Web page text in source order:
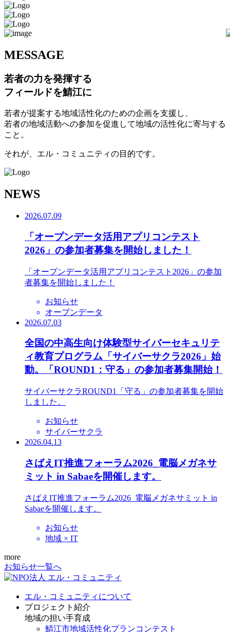
MESSAGE
若者の力を発揮する
フィールドを鯖江に
若者が提案する地域活性化のための企画を支援し、
若者の地域活動への参加を促進して地域の活性化に寄与する
こと。
それが、エル・コミュニティの目的です。
NEWS
2026.07.09
「オープンデータ活用アプリコンテスト
2026」の参加者募集を開始しました！
「オープンデータ活用アプリコンテスト2026」の参加
者募集を開始しました！
お知らせ
オープンデータ
2026.07.03
全国の中高生向け体験型サイバーセキュリテ
ィ教育プログラム「サイバーサクラ2026」始
動。「ROUND1：守る」の参加者募集開始！
サイバーサクラROUND1「守る」の参加者募集を開始
しました。
お知らせ
サイバーサクラ
2026.04.13
さばえIT推進フォーラム2026_電脳メガネサ
ミット in Sabaeを開催します。
さばえIT推進フォーラム2026_電脳メガネサミット in
Sabaeを開催します。
お知らせ
地域 × IT
more
お知らせ一覧へ
エル・コミュニティについて
プロジェクト紹介
地域の担い手育成
鯖江市地域活性化プランコンテスト